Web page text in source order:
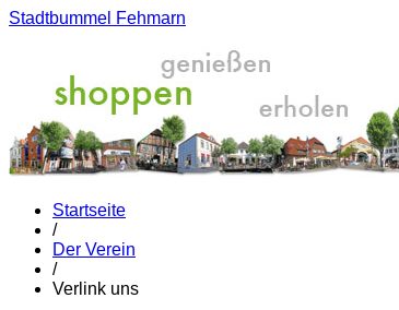
Stadtbummel Fehmarn
Startseite
/
Der Verein
/
Verlink uns